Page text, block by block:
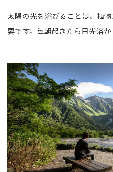
太陽の光を浴びることは、植
要です。毎朝起きたら日光浴